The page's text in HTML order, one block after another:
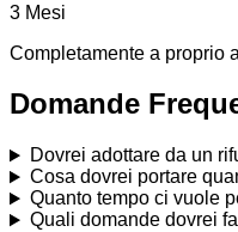
3 Mesi
Completamente a proprio
Domande
Dovrei adottare da un
Cosa dovrei portare
Quanto tempo ci vuole
Quali domande dovrei